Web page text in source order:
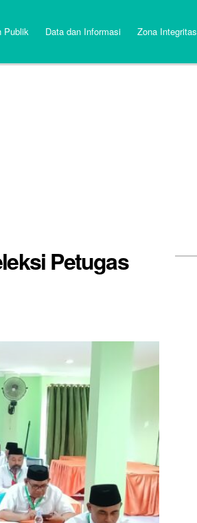
Publik Data dan Informasi Zona Integritas
Petugas